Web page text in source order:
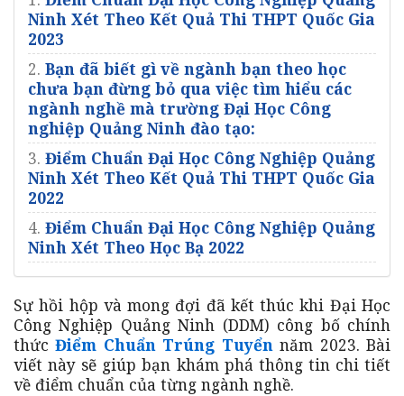
Ninh Xét Theo Kết Quả Thi THPT Quốc Gia
2023
2. Bạn đã biết gì về ngành bạn theo học
chưa bạn đừng bỏ qua việc tìm hiểu các
ngành nghề mà trường Đại Học Công
nghiệp Quảng Ninh đào tạo:
3. Điểm Chuẩn Đại Học Công Nghiệp Quảng
Ninh Xét Theo Kết Quả Thi THPT Quốc Gia
2022
4. Điểm Chuẩn Đại Học Công Nghiệp Quảng
Ninh Xét Theo Học Bạ 2022
Sự hồi hộp và mong đợi đã kết thúc khi Đại Học
Công Nghiệp Quảng Ninh (DDM) công bố chính
thứcĐiểm Chuẩn Trúng Tuyển năm 2023. Bài
viết này sẽ giúp bạn khám phá thông tin chi tiết
về điểm chuẩn của từng ngành nghề.